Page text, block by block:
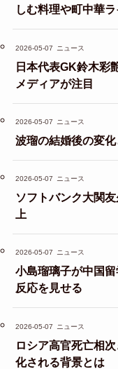
しむ料理や町中華
2026-05-07 ニュース
日本代表GK鈴木彩
メディアが注目
2026-05-07 ニュース
波瑠の結婚後の変
2026-05-07 ニュース
ソフトバンク大関
上
2026-05-07 ニュース
小島瑠璃子が中国
反応を見せる
2026-05-07 ニュース
ロシア高官死亡相
化される背景とは